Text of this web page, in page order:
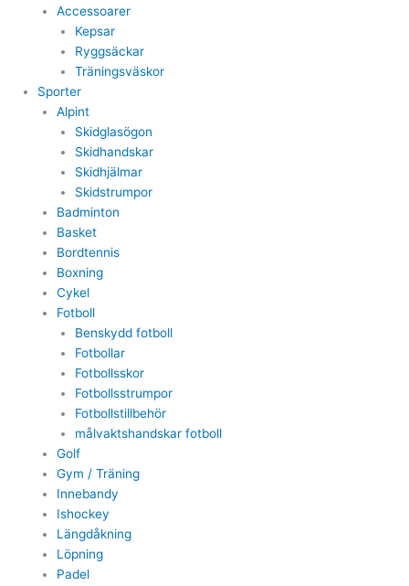
Accessoarer
Kepsar
Ryggsäckar
Träningsväskor
Sporter
Alpint
Skidglasögon
Skidhandskar
Skidhjälmar
Skidstrumpor
Badminton
Basket
Bordtennis
Boxning
Cykel
Fotboll
Benskydd fotboll
Fotbollar
Fotbollsskor
Fotbollsstrumpor
Fotbollstillbehör
målvaktshandskar fotboll
Golf
Gym / Träning
Innebandy
Ishockey
Längdåkning
Löpning
Padel